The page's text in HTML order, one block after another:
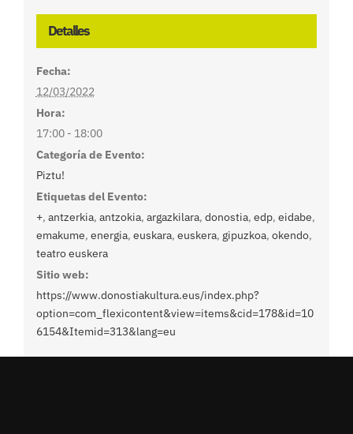
Detalles
Fecha:
12/03/2022
Hora:
17:00 - 18:00
Categoría de Evento:
Piztu!
Etiquetas del Evento:
+, antzerkia, antzokia, argazkilara, donostia, edp, eidabe,
emakume, energia, euskara, euskera, gipuzkoa, okendo,
teatro euskera
Sitio web:
https://www.donostiakultura.eus/index.php?
option=com_flexicontent&view=items&cid=178&id=10
6154&Itemid=313&lang=eu